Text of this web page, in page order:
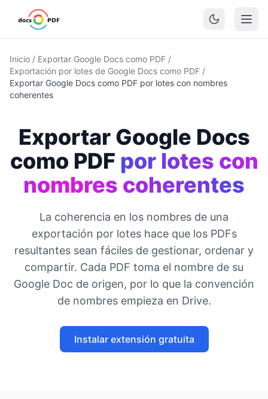
Inicio / Exportar Google Docs como PDF /
Exportación por lotes de Google Docs como PDF /
Exportar Google Docs como PDF por lotes con nombres
coherentes
Exportar Google Docs
como PDF por lotes con
nombres coherentes
La coherencia en los nombres de una
exportación por lotes hace que los PDFs
resultantes sean fáciles de gestionar, ordenar y
compartir. Cada PDF toma el nombre de su
Google Doc de origen, por lo que la convención
de nombres empieza en Drive.
Instalar extensión gratuita